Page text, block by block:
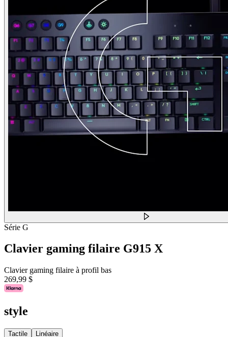
Série G
Clavier gaming filaire G915 X
Clavier gaming filaire à profil bas
269,99 $
style
Tactile Linéaire